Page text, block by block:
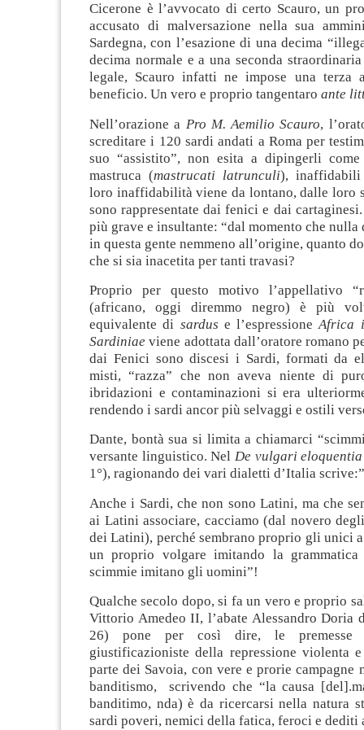
Cicerone è l’avvocato di certo Scauro, un
accusato di malversazione nella sua
Sardegna, con l’esazione di una decima
decima normale e a una seconda
legale, Scauro infatti ne impose una terza
beneficio. Un vero e proprio tangentaro ante
Nell’orazione a Pro M. Aemilio Scauro,
screditare i 120 sardi andati a Roma per
suo “assistito”, non esita a dipingerli
mastruca (mastrucati latrunculi),
loro inaffidabilità viene da lontano, dalle loro
sono rappresentate dai fenici e dai
più grave e insultante: “dal momento che nulla
in questa gente nemmeno all’o­rigine, quanto
che si sia inacetita per tanti travasi?
Proprio per questo motivo l’appellativo
(africano, oggi diremmo negro) è più
equivalente di sardus e l’espressioneAfrica
Sardiniae viene adottata dall’oratore romano
dai Fenici sono discesi i Sardi, formati da
misti, “razza” che non aveva niente di
ibridazioni e contaminazioni si era
rendendo i sardi ancor più selvaggi e ostili
Dante, bontà sua si limita a chiamarci
versante linguistico. Nel De vulgari eloquentia
1°), ragionando dei vari dialetti d’Italia scrive:”
Anche i Sardi, che non sono Latini, ma che
ai Latini associare, cacciamo (dal novero
dei Latini), perché sembrano proprio gli unici
un proprio volgare imitando la
scimmie imitano gli uomini”!
Qualche secolo dopo, si fa un vero e proprio
Vittorio Amedeo II, l’abate Alessandro Doria
26) pone per così dire, le premesse
giustificazioniste della repressione violenta
parte dei Savoia, con vere e prorie
banditismo, scrivendo che “la causa
banditimo, nda) è da ricercarsi nella natura
sardi poveri, nemici della fatica, feroci e dediti